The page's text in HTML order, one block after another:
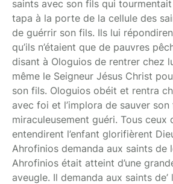
saints avec son fils qui
tapa à la porte de la cellule des
de guérrir son fils. Ils lui
qu’ils n’étaient que de pauvres
disant à Ologuios de rentrer chez
même le Seigneur Jésus Christ
son fils. Ologuios obéit et rentra
avec foi et l’implora de sauver
miraculeusement guéri. Tous ceux
entendirent l’enfant glorifièrent
Ahrofinios demanda aux saints de
Ahrofinios était atteint d’une
aveugle. Il demanda aux saints